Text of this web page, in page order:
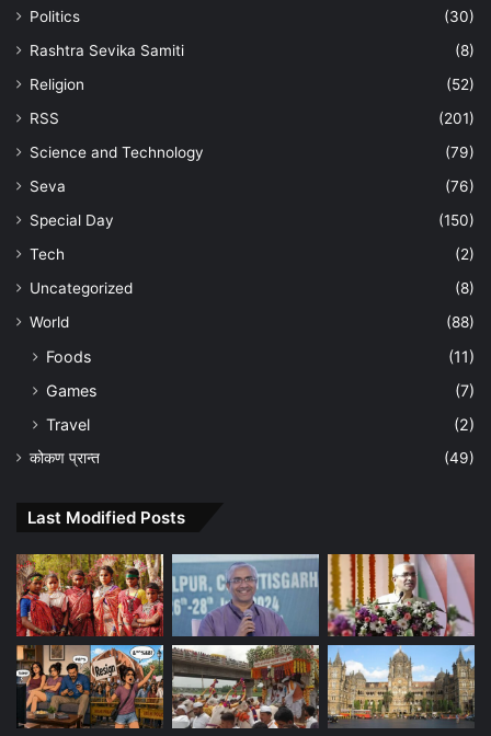
Politics
(30)
Rashtra Sevika Samiti
(8)
Religion
(52)
RSS
(201)
Science and Technology
(79)
Seva
(76)
Special Day
(150)
Tech
(2)
Uncategorized
(8)
World
(88)
Foods
(11)
Games
(7)
Travel
(2)
कोकण प्रान्त (49)
Last Modified Posts